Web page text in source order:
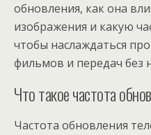
обновления, как она
изображения и какую
чтобы наслаждаться
фильмов и передач без
Что такое частота
Частота обновления